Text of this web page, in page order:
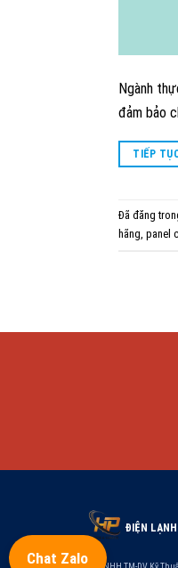
Ngành
đảm bảo
TIẾP
Đã đăng
hãng, panel
ĐIỆN
Chat Zalo